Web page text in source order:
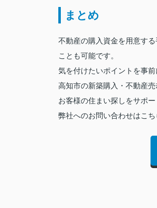
まとめ
不動産の購入資金を用意す
ことも可能です。
気を付けたいポイントを事
高知市の新築購入・不動産売
お客様の住まい探しをサポー
弊社へのお問い合わせはこ